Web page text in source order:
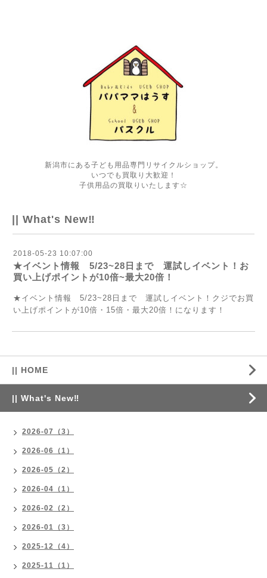
新潟市にある子ども用品専門リサイクルショップ。
いつでも買取り大歓迎！
子供用品の買取りいたします☆
|| What's New‼
2018-05-23 10:07:00
★イベント情報 5/23~28日まで 運試しイベント！お
買い上げポイントが10倍~最大20倍！
★イベント情報 5/23~28日まで 運試しイベント！クジでお買
い上げポイントが10倍・15倍・最大20倍！になります！
|| HOME
|| What's New‼
2026-07（3）
2026-06（1）
2026-05（2）
2026-04（1）
2026-02（2）
2026-01（3）
2025-12（4）
2025-11（1）